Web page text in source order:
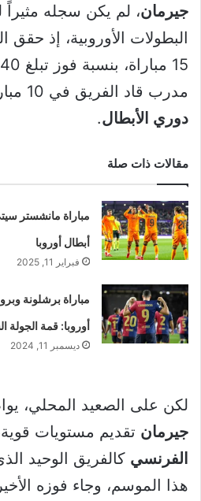
جيرمان، لم يكن سجله
مدرب قاد الفريق في 10 مباريات على الأقل في
دوري الأبطال.
مقالات ذات صلة
مباراة مانشستر
أبطال أوروبا
فبراير 11, 2025
مباراة برشلونة
أوروبا: قمة الجولة
ديسمبر 11, 2024
لكن على الصعيد المحلي،
جيرمان تقديم مستويات
الفرنسي كالفريق الوحيد
هذا الموسم، وجاء فوزه